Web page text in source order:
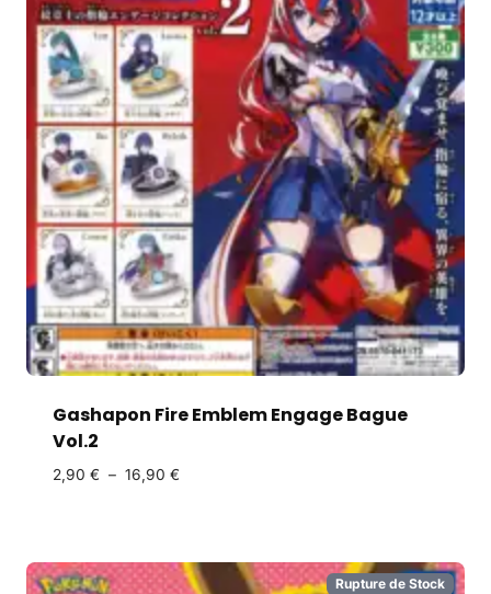
Gashapon Fire Emblem Engage Bague
Vol.2
2,90 € – 16,90 €
Rupture de Stock